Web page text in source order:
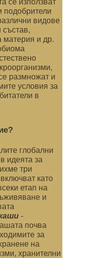
се използват
подобрители
видове
състав,
материя и др.
размножат и
условия за
в
глобални
идеята за
три
като
етап на
и
-
почва
за
на
хранителни